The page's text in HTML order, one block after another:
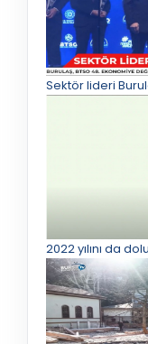
Sektör lideri
2022 yılını da